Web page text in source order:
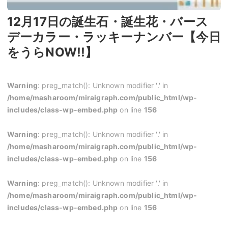
12月17日の誕生石・誕生花・バース
デーカラー・ラッキーナンバー【今日
をうらNOW!!】
Warning: preg_match(): Unknown modifier '.' in
/home/masharoom/miraigraph.com/public_html/wp-
includes/class-wp-embed.php on line 156
Warning: preg_match(): Unknown modifier '.' in
/home/masharoom/miraigraph.com/public_html/wp-
includes/class-wp-embed.php on line 156
Warning: preg_match(): Unknown modifier '.' in
/home/masharoom/miraigraph.com/public_html/wp-
includes/class-wp-embed.php on line 156